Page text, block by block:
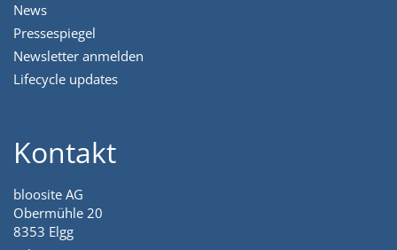
News
Pressespiegel
Newsletter anmelden
Lifecycle updates
Kontakt
bloosite AG
Obermühle 20
8353 Elgg